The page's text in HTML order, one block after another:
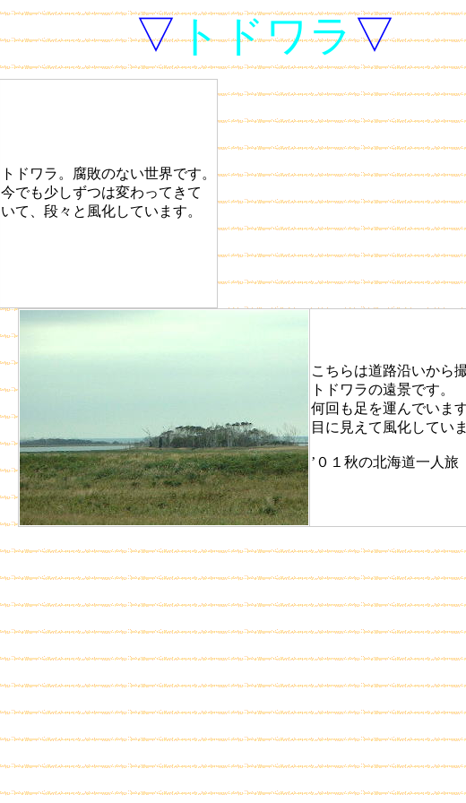
▽トドワラ▽
トドワラ。腐敗のない世界です。
今でも少しずつは変わってきて
いて、段々と風化しています。
こちらは道路沿いから
トドワラの遠景です。
何回も足を運んでいま
目に見えて風化してい
’０１秋の北海道一人旅